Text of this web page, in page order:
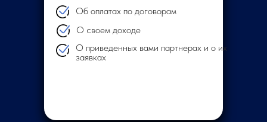
Об оплатах по договорам
О своем доходе
О приведенных вами партнерах и о их
заявках